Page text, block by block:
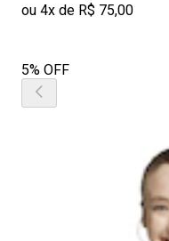
ou 4x de R$ 75,00
5% OFF